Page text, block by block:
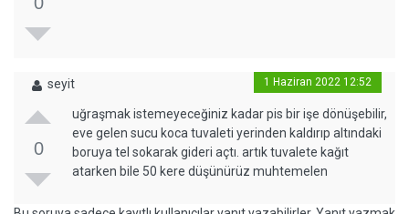
seyit 1 Haziran 2022 12:52
0
uğraşmak istemeyeceğiniz kadar pis bir işe dönüşebilir,
eve gelen sucu koca tuvaleti yerinden kaldırıp altındaki
boruya tel sokarak gideri açtı. artık tuvalete kağıt
atarken bile 50 kere düşünürüz muhtemelen